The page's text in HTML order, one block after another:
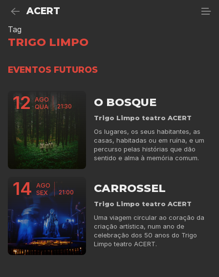
ACERT
Tag
TRIGO LIMPO
EVENTOS FUTUROS
12
AGO
QUA
21:30 O BOSQUE
Trigo Limpo teatro ACERT
Os lugares, os seus habitantes, as
casas, habitadas ou em ruína, e um
percurso pelas histórias que dão
sentido e alma à memória comum.
14
AGO
SEX
21:00 CARROSSEL
Trigo Limpo teatro ACERT
Uma viagem circular ao coração da
criação artística, num ano de
celebração dos 50 anos do Trigo
Limpo teatro ACERT.